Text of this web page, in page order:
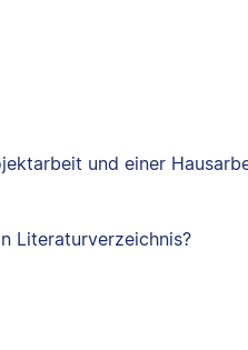
und einer
Literaturverzeichnis?